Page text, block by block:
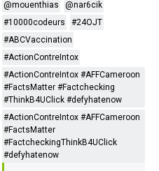
@mouenthias
@nar6cik
#10000codeurs
#24OJT
#ABCVaccination
#ActionContreIntox
#ActionContreIntox #AFFCameroon
#FactsMatter #Factchecking
#ThinkB4UClick #defyhatenow
#ActionContreIntox #AFFCameroon
#FactsMatter
#FactcheckingThinkB4UClick
#defyhatenow